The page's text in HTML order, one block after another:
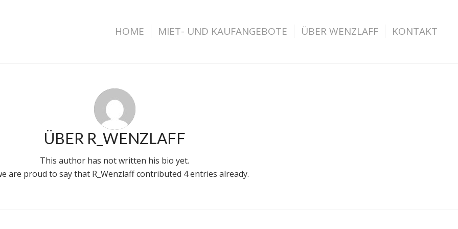
HOME MIET- UND KAUFANGEBOTE ÜBER WENZLAFF KONTAKT
ÜBER R_WENZLAFF
This author has not written his bio yet.
are proud to say that R_Wenzlaffcontributed 4 entries already.